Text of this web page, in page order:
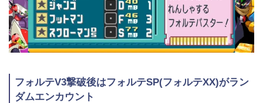
フォルテV3撃破後はフォルテSP(フォルテXX)がラン
ダムエンカウント